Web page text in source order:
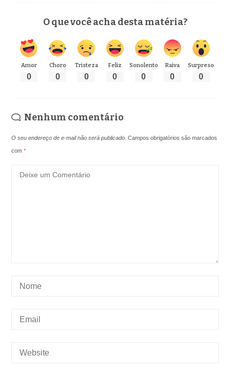
O que você acha desta matéria?
Amor
0
Choro
0
Tristeza
0
Feliz
0
Sonolento
0
Raiva
0
Surpreso
0
Nenhum comentário
O seu endereço de e-mail não será publicado. Campos obrigatórios são marcados
com*